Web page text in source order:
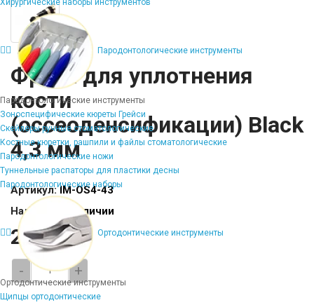
Хирургические наборы инструментов
Пародонтологические инструменты
Пародонтологические инструменты
Зоноспецифические кюреты Грейси
Скейлеры ручные стоматологические
Костные кюретки, рашпили и файлы стоматологические
Пародонтологические ножи
Туннельные распаторы для пластики десны
Пародонтологические наборы
Ортодонтические инструменты
Ортодонтические инструменты
Щипцы ортодонтические
Фреза для уплотнения
кости
(оссеоденсификации) Black
4,3 мм
Артикул:IM-OS4-43
Наличие:
В наличии
2156 ₽
- +